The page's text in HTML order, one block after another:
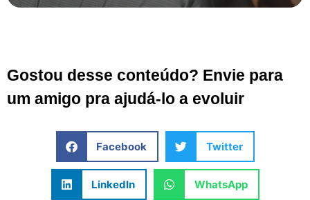
Gostou desse conteúdo? Envie para
um amigo pra ajudá-lo a evoluir
Facebook Twitter
LinkedIn WhatsApp